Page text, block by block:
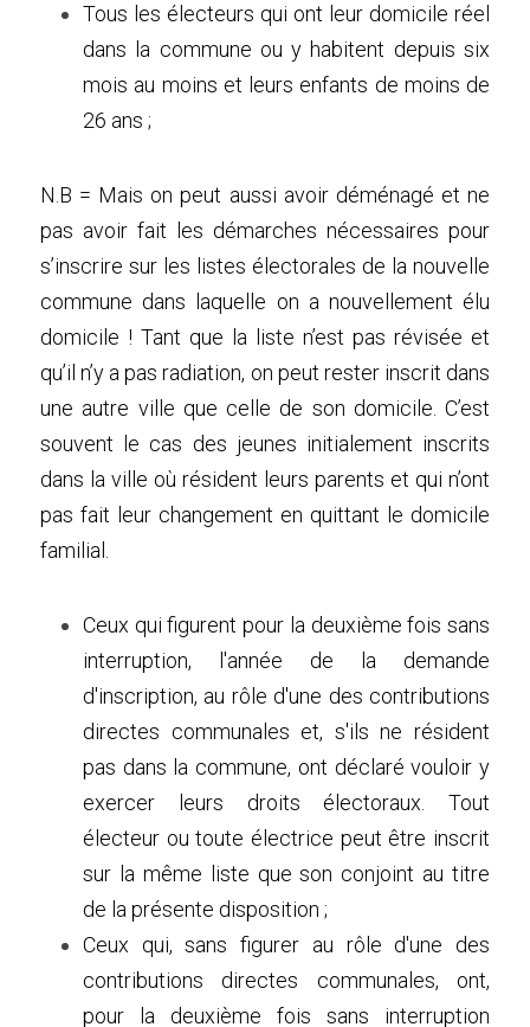
Tous les électeurs qui ont leur domicile réel
dans la commune ou y habitent depuis six
mois au moins et leurs enfants de moins de
26 ans ;
N.B = Mais on peut aussi avoir déménagé et ne
pas avoir fait les démarches nécessaires pour
s’inscrire sur les listes électorales de la nouvelle
commune dans laquelle on a nouvellement élu
domicile ! Tant que la liste n’est pas révisée et
qu’il n’y a pas radiation, on peut rester inscrit dans
une autre ville que celle de son domicile. C’est
souvent le cas des jeunes initialement inscrits
dans la ville où résident leurs parents et qui n’ont
pas fait leur changement en quittant le domicile
familial.
Ceux qui figurent pour la deuxième fois sans
interruption, l'année de la demande
d'inscription, au rôle d'une des contributions
directes communales et, s'ils ne résident
pas dans la commune, ont déclaré vouloir y
exercer leurs droits électoraux. Tout
électeur ou toute électrice peut être inscrit
sur la même liste que son conjoint au titre
de la présente disposition ;
Ceux qui, sans figurer au rôle d'une des
contributions directes communales, ont,
pour la deuxième fois sans interruption